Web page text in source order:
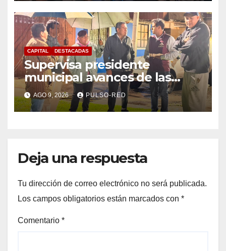
CAPITAL DESTACADAS
Supervisa presidente
municipal avances de las
acciones de “Más Territorio y
Menos Escritorio” en la
Unidad Habitacional Cuatro
AGO 9, 2026 PULSO-RED
Deja una respuesta
Tu dirección de correo electrónico no será publicada.
Los campos obligatorios están marcados con *
Comentario *